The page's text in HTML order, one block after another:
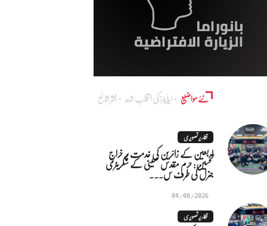
نئے مواضیع ایڈٰیٹرز کی انتخاب شدہ اکثر شائع
تقاریر تصویری
اربعین کے زائرین کی خدمت پر خراجِ
تحسین: حرم مقدس حسینی کے سکریٹری
جنرل کی طرف س...
04/08/2026
تقاریر تصویری